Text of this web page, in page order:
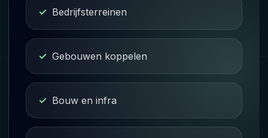
Bedrijfsterreinen
Gebouwen koppelen
Bouw en infra